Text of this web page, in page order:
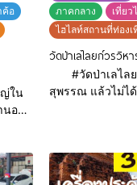
ค้อ
ใน
นอา
ภาคกลาง
เที่ยว
ไฮไลท์สถานที่ท่องเ
วัดป่าเลไลยก์วรวิหา
#วัดป่าเลไลยก์
สุพรรณ แล้วไม่ไ
ถ. มาลัยแมน ต.รั้ว
สุพรรณบุรี สุพรร